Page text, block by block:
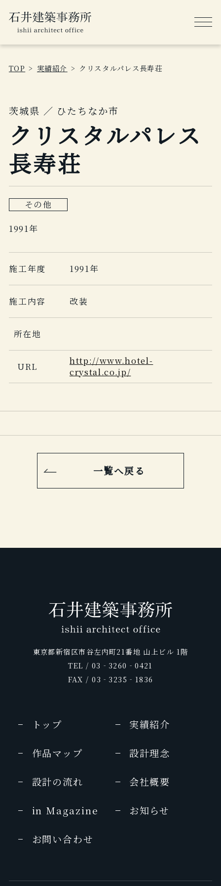
TOP 実績紹介 クリスタルパレス長寿荘
茨城県 ／ ひたちなか市
クリスタルパレス
長寿荘
その他
1991年
施工年度 1991年
施工内容 改装
所在地
URL
http://www.hotel-
crystal.co.jp/
一覧へ戻る
東京都新宿区市谷左内町21番地 山上ビル 1階
TEL / 03‐3260‐0421
FAX / 03‐3235‐1836
トップ 実績紹介
作品マップ 設計理念
設計の流れ 会社概要
in Magazine お知らせ
お問い合わせ